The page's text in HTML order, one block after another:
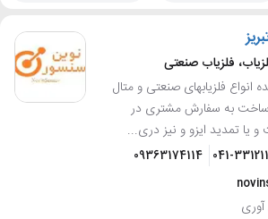
فلزیاب صنعتی
انواع فلزیابهای صنعتی و متال
ساخت به سفارش مشتری در
یا تمدید ایزو و نیز دری...
041-
09363174114
آوری